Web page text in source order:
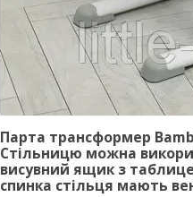
Парта трансформер
Стільницю можна
висувний ящик з
спинка стільця мають